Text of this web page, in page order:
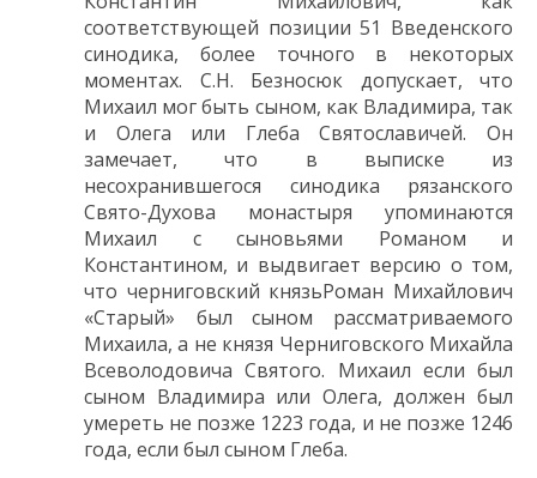
соответствующей позиции51 Введенского
синодика, более точного в некоторых
моментах.
С.Н. Безносюк
допускает, что
Михаил мог быть сыном, как Владимира, так
и Олега или Глеба Святославичей. Он
замечает, что в выписке из
несохранившегося синодика рязанского
Свято-Духова монастыря упоминаются
Михаил с сыновьями Романом и
Константином, и выдвигает версию о том,
что черниговский князьРоман Михайлович
«Старый» был сыном рассматриваемого
Михаила, а не князя Черниговского Михайла
ВсеволодовичаСвятого. Михаил если был
сыном Владимира или Олега,должен был
умереть не позже 1223 года, и не позже 1246
года, если был сыном Глеба.